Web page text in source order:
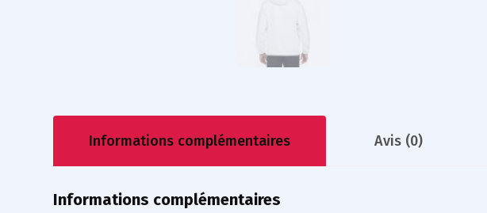
Informations complémentaires Avis (0)
Informations complémentaires